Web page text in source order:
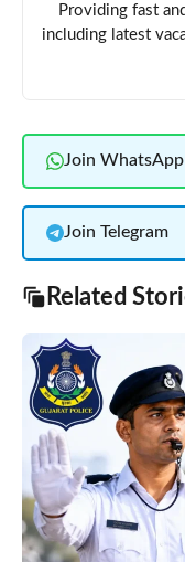
Providing fast
including latest
Join WhatsApp
Join Telegram
Related